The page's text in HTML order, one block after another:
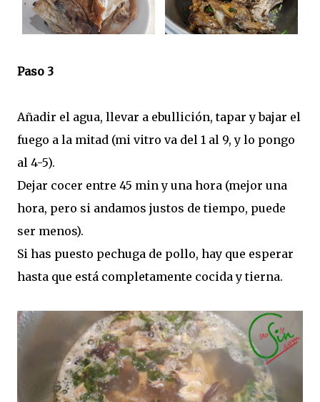
Paso 3
Añadir el agua, llevar a ebullición, tapar y bajar el
fuego a la mitad (mi vitro va del 1 al 9, y lo pongo
al 4-5).
Dejar cocer entre 45 min y una hora (mejor una
hora, pero si andamos justos de tiempo, puede
ser menos).
Si has puesto pechuga de pollo, hay que esperar
hasta que está completamente cocida y tierna.